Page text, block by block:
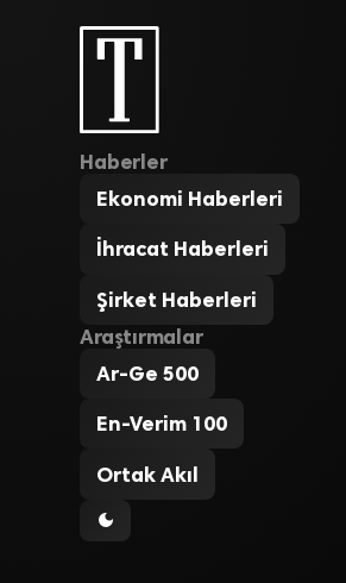
Haberler
Ekonomi Haberleri
İhracat Haberleri
Şirket Haberleri
Araştırmalar
Ar-Ge 500
En-Verim 100
Ortak Akıl